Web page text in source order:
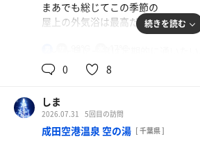
まあでも総じてこの季節の
屋上の外気浴は最高だった。
DAKARA
続きを読む
0 8
しま
2026.07.31 5回目の訪問
成田空港温泉 空の湯 [ 千葉県 ]